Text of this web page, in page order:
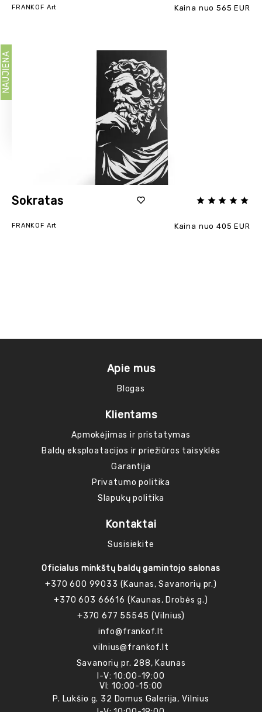
FRANKOF Art Kaina nuo 565 EUR
Sokratas
FRANKOF Art Kaina nuo 405 EUR
NAUJIENA
Apie mus
Blogas
Klientams
Apmokėjimas ir pristatymas
Baldų eksploatacijos ir priežiūros taisyklės
Garantija
Privatumo politika
Slapukų politika
Kontaktai
Susisiekite
Oficialus minkštų baldų gamintojo salonas
+370 600 99033 (Kaunas, Savanorių pr.)
+370 603 66616 (Kaunas, Drobės g.)
+370 677 55545 (Vilnius)
info@frankof.lt
vilnius@frankof.lt
Savanorių pr. 288, Kaunas
I-V: 10:00-19:00
VI: 10:00-15:00
P. Lukšio g. 32 Domus Galerija, Vilnius